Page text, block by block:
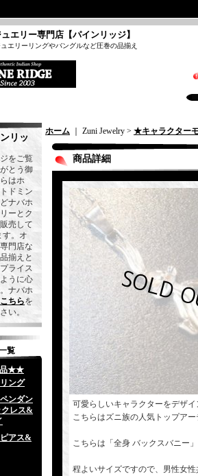
エリー専門店【パインリッジ】
エリーリングやバングルなど圧巻の品揃え
リッ
をご覧
とう御
はホ
ドミン
ナバホ
ーとク
売して
す。オ
門店な
揃えと
ライス
うに心
ナバホ
こちらを
い。
覧
★★
ング
ンダン
クレス&
アス&
ホーム ｜ Zuni Jewelry > ★キャラクター
商品詳細
可愛らしいキャラクターをデザ
こちらはズニ族の人気トップア
こちらは「全身 バックスバニー
程よいサイズですので、男性女